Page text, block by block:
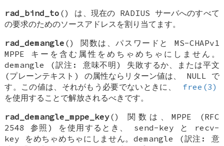
rad_bind_to () は、現在の RADIUS サーバへのすべて
の要求のためのソースアドレスを割り当てます。
rad_demangle () 関数は、パスワードと MS-CHAPv1
MPPE キーを含む属性をめちゃめちゃにしません。
demangle (訳注: 意味不明) 失敗するか、または平文
(プレーンテキスト) の属性ならリターン値は、 NULL で
す。この値は、それがもう必要でないときに、
free(3)
を使用することで解放されるべきです。
rad_demangle_mppe_key() 関数は、MPPE (RFC
2548 参照) を使用するとき、 send-key と recv-
key をめちゃめちゃにしません。demangle (訳注: 意